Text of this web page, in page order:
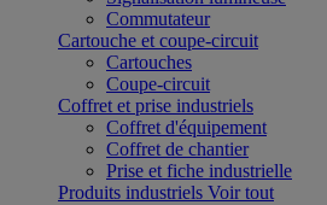
Commutateur
Cartouche et coupe-circuit
Cartouches
Coupe-circuit
Coffret et prise industriels
Coffret d'équipement
Coffret de chantier
Prise et fiche industrielle
Produits industriels Voir tout